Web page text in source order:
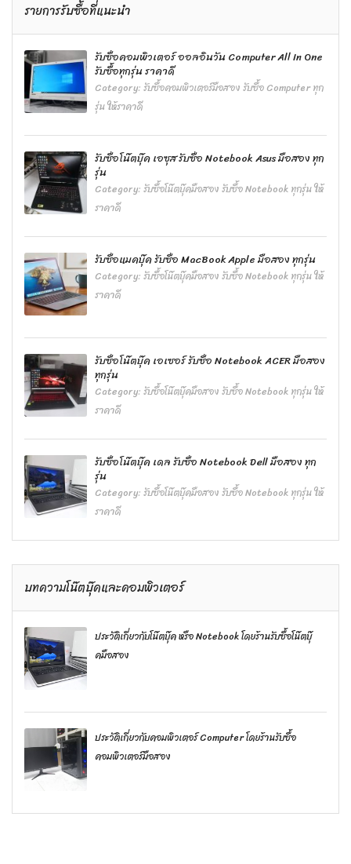
รายการรับซื้อที่แนะนำ
รับซื้อคอมพิวเตอร์ ออลอินวัน Computer All In One
รับซื้อทุกรุ่น ราคาดี
Category:รับซื้อคอมพิวเตอร์มือสอง รับซื้อ Computer ทุก
รุ่น ให้ราคาดี
รับซื้อโน๊ตบุ๊ค เอซุส รับซื้อ Notebook Asus มือสอง ทุก
รุ่น
Category:รับซื้อโน๊ตบุ๊คมือสอง รับซื้อ Notebook ทุกรุ่น ให้
ราคาดี
รับซื้อแมคบุ๊ค รับซื้อ MacBook Apple มือสอง ทุกรุ่น
Category:รับซื้อโน๊ตบุ๊คมือสอง รับซื้อ Notebook ทุกรุ่น ให้
ราคาดี
รับซื้อโน๊ตบุ๊ค เอเซอร์ รับซื้อ Notebook ACER มือสอง
ทุกรุ่น
Category:รับซื้อโน๊ตบุ๊คมือสอง รับซื้อ Notebook ทุกรุ่น ให้
ราคาดี
รับซื้อโน๊ตบุ๊ค เดล รับซื้อ Notebook Dell มือสอง ทุก
รุ่น
Category:รับซื้อโน๊ตบุ๊คมือสอง รับซื้อ Notebook ทุกรุ่น ให้
ราคาดี
บทความโน๊ตบุ๊คและคอมพิวเตอร์
ประวัติเกี่ยวกับโน๊ตบุ๊ค หรือ Notebook โดยร้านรับซื้อโน๊ตบุ๊
คมือสอง
ประวัติเกี่ยวกับคอมพิวเตอร์ Computer โดยร้านรับซื้อ
คอมพิวเตอร์มือสอง